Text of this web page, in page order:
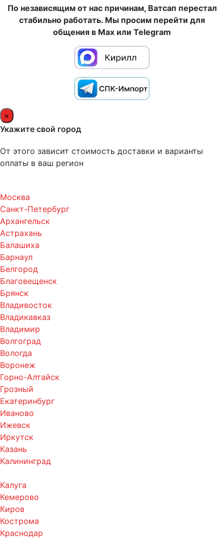
По независящим от нас причинам, Ватсап перестал
стабильно работать. Мы просим перейти для
общения в Max или Telegram
×
Укажите свой город
От этого зависит стоимость доставки и варианты
оплаты в ваш регион
Москва
Санкт-Петербург
Архангельск
Астрахань
Балашиха
Барнаул
Белгород
Благовещенск
Брянск
Владивосток
Владикавказ
Владимир
Волгоград
Вологда
Воронеж
Горно-Алтайск
Грозный
Екатеринбург
Иваново
Ижевск
Иркутск
Казань
Калининград
Калуга
Кемерово
Киров
Кострома
Краснодар